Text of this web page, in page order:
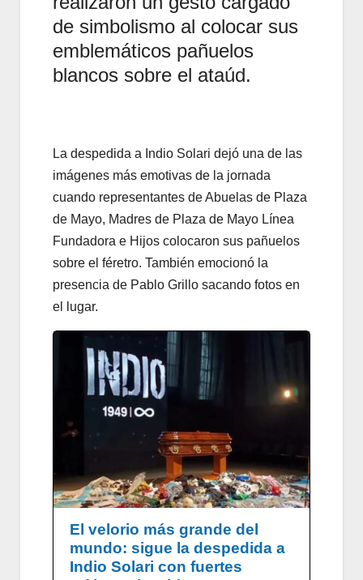
de simbolismo al colocar sus
emblemáticos pañuelos
blancos sobre el ataúd.
La despedida a Indio Solari dejó una de las
imágenes más emotivas de la jornada
cuando representantes de Abuelas de Plaza
de Mayo, Madres de Plaza de Mayo Línea
Fundadora e Hijos colocaron sus pañuelos
sobre el féretro. También emocionó la
presencia de Pablo Grillo sacando fotos en
el lugar.
El velorio más grande del
mundo: sigue la despedida a
Indio Solari con fuertes